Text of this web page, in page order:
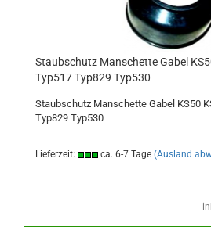
Staubschutz Manschette Gabel
Typ517 Typ829 Typ530
Staubschutz Manschette Gabel KS50
Typ829 Typ530
Lieferzeit: ca. 6-7 Tage (Ausland